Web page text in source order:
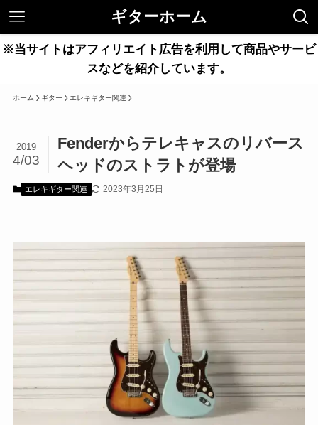
ギターホーム
※当サイトはアフィリエイト広告を利用して商品やサービ
スなどを紹介しています。
ホーム ギター エレキギター関連
Fenderからテレキャスのリバース
ヘッドのストラトが登場
2019
4/03
エレキギター関連 2023年3月25日